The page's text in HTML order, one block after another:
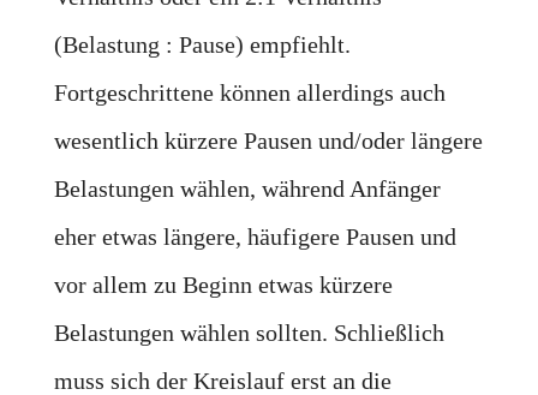
(Belastung : Pause) empfiehlt.
Fortgeschrittene können allerdings auch
wesentlich kürzere Pausen und/oder längere
Belastungen wählen, während Anfänger
eher etwas längere, häufigere Pausen und
vor allem zu Beginn etwas kürzere
Belastungen wählen sollten. Schließlich
muss sich der Kreislauf erst an die